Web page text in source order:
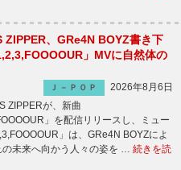
ZIPPER、GRe4N BOYZ書き下
」MVに自然体の
Ｊ－ＰＯＰ
2026年8月6日
ZIPPERが、新曲
」を配信リリースし、ミュー
」は、GRe4N BOYZによ
の未来へ向かう人々の姿を … 続きを読